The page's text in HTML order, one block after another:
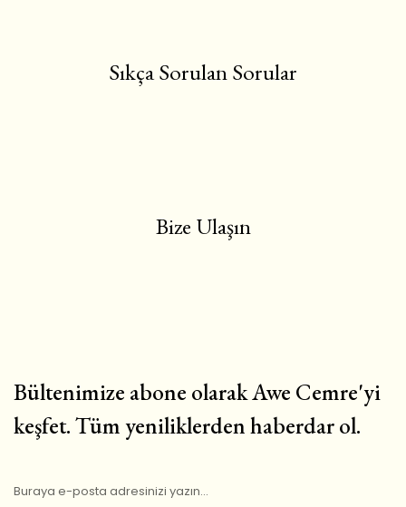
Sıkça Sorulan Sorular
Bize Ulaşın
Bültenimize abone olarak Awe Cemre'yi
keşfet. Tüm yeniliklerden haberdar ol.